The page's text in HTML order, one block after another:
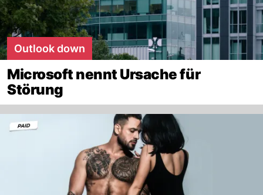
Outlook down
Microsoft nennt Ursache für
Störung